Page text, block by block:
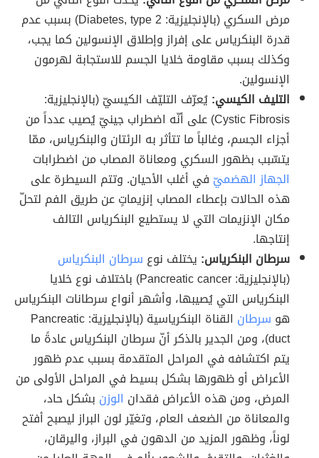
مرض السكري (بالإنجليزية: Diabetes, type 2) بسبب عدم
قدرة البنكرياس على إفراز وإطلاق الإنسولين كما يجب،
وكذلك بسبب مقاومة خلايا الجسم للاستجابة لهرمون
الإنسولين.
التليف الكيسي:يُعرّف التليّف الكيسيّ (بالإنجليزية:
Cystic Fibrosis) على أنّه اضطراب جينيّ يُصيب عدداً من
أجزاء الجسم، وغالباً ما تتأثر به الرئتان والبنكرياس، ممّا
يتسّبب بظهور السكري ومعاناة المصاب من اضطرابات
الجهاز الهضميّ في أغلب الأحيان. وتتم السيطرة على
هذه الحالات بإعطاء المصاب إنزيماتٍ عن طريق الفم لتحلّ
مكان الإنزيمات التي لا يستطيع البنكرياس التالف
إنتاجها.
سرطان البنكرياس: يختلف نوع سرطان البنكرياس
(بالإنجليزية: Pancreatic cancer) باختلاف نوع خلايا
البنكرياس التي يُصيبها، وأشهر أنواع سرطانات البنكرياس
هو سرطان
القناة البنكرياسية (بالإنجليزية: Pancreatic
duct)، ومن الجدير بالذكر أنّ سرطان البنكرياس عادةً ما
يتم اكتشافه في المراحل المتقدمة بسبب عدم ظهور
الأعراض أو ظهورها بشكل بسيط في المراحل الأولى من
المرض، ومن هذه الأعراض فقدان الوزن بشكل حاد،
والمعاناة من الضعف العام، وتغيّر لون البراز ليصبح أفتح
لوناً، وظهور المزيد من الدهون في البراز، واليرقان،